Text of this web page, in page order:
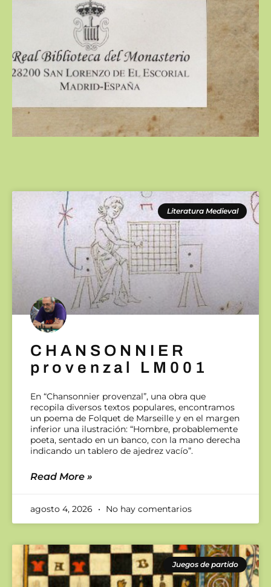
Literatura Medieval
CHANSONNIER
provenzal LM001
En “Chansonnier provenzal”, una obra que
recopila diversos textos populares, encontramos
un poema de Folquet de Marseille y en el margen
inferior una ilustración: “Hombre, probablemente
poeta, sentado en un banco, con la mano derecha
indicando un tablero de ajedrez vacío”.
Read More »
agosto 4, 2026 No hay comentarios
Juegos de partido